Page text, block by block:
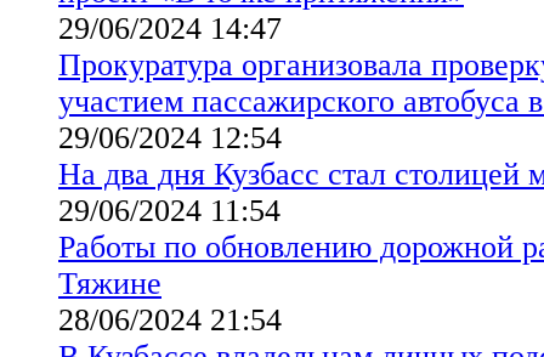
29/06/2024 14:47
Прокуратура организовала
участием пассажирского автобуса
29/06/2024 12:54
На два дня Кузбасс стал столицей
29/06/2024 11:54
Работы по обновлению дорожной
Тяжине
28/06/2024 21:54